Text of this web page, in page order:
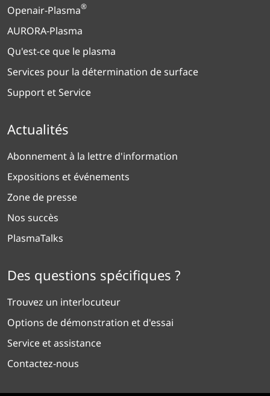
Openair-Plasma®
AURORA-Plasma
Qu'est-ce que le plasma
Services pour la détermination de surface
Support et Service
Actualités
Abonnement à la lettre d'information
Expositions et événements
Zone de presse
Nos succès
PlasmaTalks
Des questions spécifiques ?
Trouvez un interlocuteur
Options de démonstration et d'essai
Service et assistance
Contactez-nous